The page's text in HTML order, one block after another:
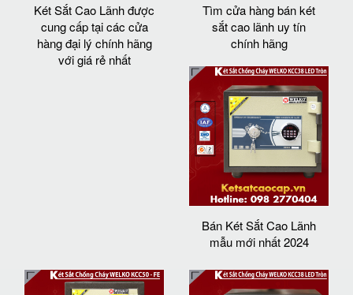
Két Sắt Cao Lãnh được
cung cấp tại các cửa
hàng đại lý chính hãng
với giá rẻ nhất
Tìm cửa hàng bán két
sắt cao lãnh uy tín
chính hãng
Bán Két Sắt Cao Lãnh
mẫu mới nhất 2024